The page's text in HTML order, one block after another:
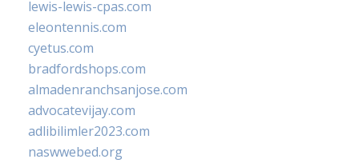
lewis-lewis-cpas.com
eleontennis.com
cyetus.com
bradfordshops.com
almadenranchsanjose.com
advocatevijay.com
adlibilimler2023.com
naswwebed.org